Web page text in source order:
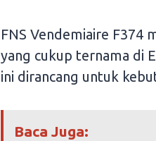
FNS Vendemiaire F374
yang cukup ternama di
ini dirancang untuk
Baca Juga: